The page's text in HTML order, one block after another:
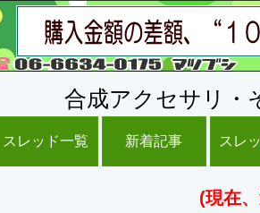
合成アクセサリ・
スレッド一覧 新着記事 スレ
(現在